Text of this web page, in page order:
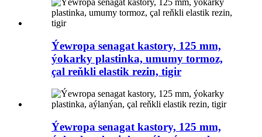
Ýewropa senagat kastory, 125 mm,
ýokarky plastinka, umumy tormoz,
çal reňkli elastik rezin, tigir
Ýewropa senagat kastory, 125 mm,